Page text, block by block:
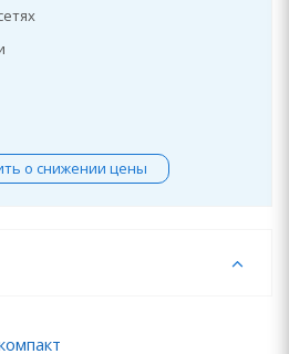
о снижении цены